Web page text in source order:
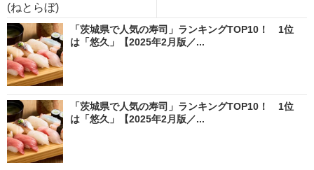
(ねとらぼ)
「茨城県で人気の寿司」ランキングTOP10！ 1位
は「悠久」【2025年2月版／...
「茨城県で人気の寿司」ランキングTOP10！ 1位
は「悠久」【2025年2月版／...